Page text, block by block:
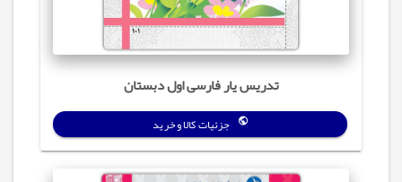
تدریس‌ یار فارسی اول دبستان
جزئیات کالا و خرید